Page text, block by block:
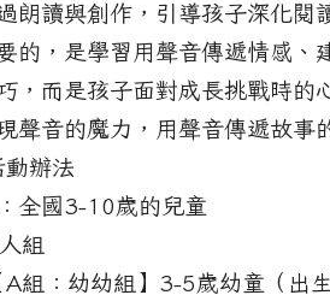
朗讀與創作，引導孩子深化閱
的，是學習用聲音傳遞情感、
，而是孩子面對成長挑戰時的
聲音的魔力，用聲音傳遞故事
辦法
全國3-10歲的兒童
組
組：幼幼組】3-5歲幼童（出